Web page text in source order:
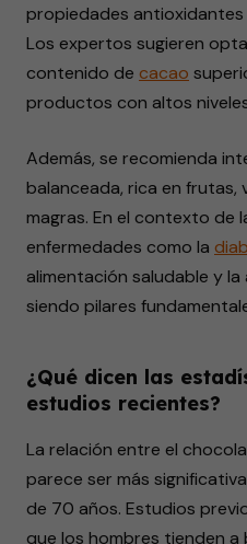
propiedades
Los expertos sugieren
contenido de cacao
productos con altos
Además, se recomienda
balanceada, rica en frutas,
magras. En el contexto de
enfermedades como la
alimentación saludable y
siendo pilares
¿Qué dicen las
estudios recientes?
La relación entre el
parece ser más
de 70 años. Estudios
que los hombres tienden a